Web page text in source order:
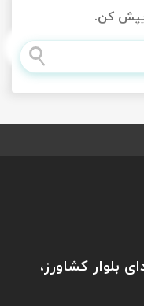
کن.
بلوار کشاورز،